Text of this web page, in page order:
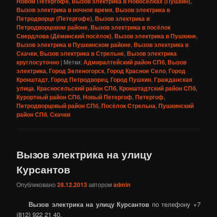
Вызов электрика в ночное время,Вызов электрика в
Петродворце (Петергофе),Вызов электрика в
Петродворцовом районе,Вызов электрика в посёлок
Свердлова (Дёминский посёлок),Вызов электрика в Пушкине,
Вызов электрика в Пушкинском районе,Вызов электрика в
Скачки,Вызов электрика в Стрельне,Вызов электрика
круглосуточно | Метки:Адмиралтейский район СПб,Вызов
электрика,Город Зеленогорск,Город Красное Село,Город
Кронштадт,Город Петродворец,Город Пушкин,Гражданская
улица,Красносельский район СПб,Кронштадтский район СПб,
Курортный район СПб,Новый Петергоф,Петергоф,
Петродворцовый район СПб,Посёлок Стрельна,Пушкинский
район СПб,Скачки
Вызов электрика на улицу
Курсантов
Опубликовано28.12.2013авторомadmin
Вызов электрика на улицу Курсантов по телефону +7
(812) 922 21 40.